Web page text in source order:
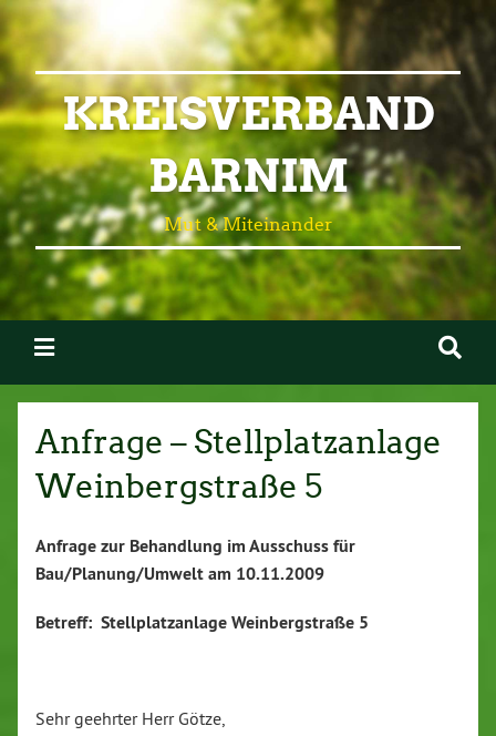
KREISVERBAND
BARNIM
Mut & Miteinander
Anfrage – Stellplatzanlage
Weinbergstraße 5
Anfrage zur Behandlung im Ausschuss für
Bau/Planung/Umwelt am 10.11.2009
Betreff: Stellplatzanlage Weinbergstraße 5
Sehr geehrter Herr Götze,